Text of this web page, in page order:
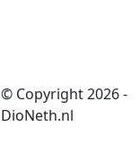
© Copyright 2026 -
DioNeth.nl